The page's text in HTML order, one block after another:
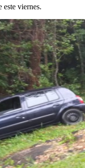
este viernes.